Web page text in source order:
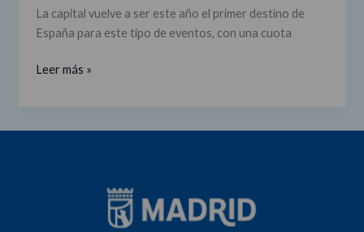
La capital vuelve a ser este año el primer destino de
España para este tipo de eventos, con una cuota
la
ciudad
con
Leer más »